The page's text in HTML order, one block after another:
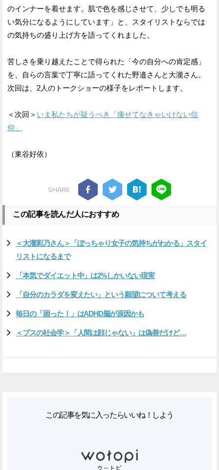
のインナーを着せます。肌で色を感じさせて、少しでも明る
い気分になるようにしています」と、スタイリストならでは
の気持ちの盛り上げ方を語ってくれました。
苦しさを乗り越えたことで得られた「今の自分への肯定感」
を、自らの言葉で丁寧に語ってくれた野邉さんと大瀧さん。
次回は、2人のトークショーの様子をレポートします。
＜次回＞ いま私たちが疑うべき「痩せてなきゃいけない信
仰」
（東谷好依）
SHARE
この記事を読んだ人におすすめ
＜大瀧彩乃さん＞「ぽっちゃり女子の気持ちがわかる」スタイ
リストになるまで
「本気でダイエット中」は2%しかいない現実
「自分のカラダを変えたい」という願望について考える
毎日の「困った！」はADHD脳が原因かも
＜ブスの社会学＞「人間は顔じゃない」は偽善だけど…
この記事を気に入ったらいいね！しよう